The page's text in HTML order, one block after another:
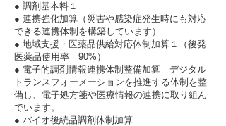
● 調剤基本料１
● 連携強化加算（災害や感染症発生時にも対応
できる連携体制を構築しています）
● 地域支援・医薬品供給対応体制加算１（後発
医薬品使用率 90%）
● 電子的調剤情報連携体制整備加算 デジタル
トランスフォーメーションを推進する体制を整
備し、電子処方箋や医療情報の連携に取り組ん
でいます。
● バイオ後続品調剤体制加算